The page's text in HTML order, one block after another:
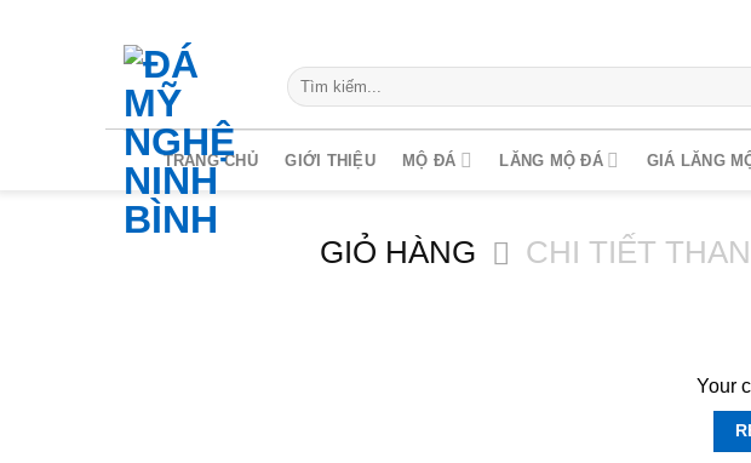
Search
for:
TRANG CHỦ GIỚI THIỆU MỘ ĐÁ LĂNG MỘ ĐÁ GIÁ LĂNG
GIỎ HÀNG CHI TIẾT
Your